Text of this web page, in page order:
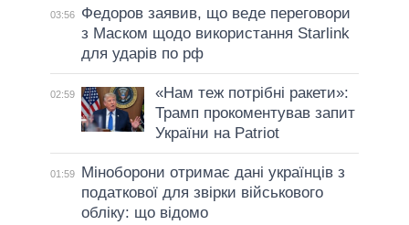
03:56
Федоров заявив, що веде переговори
з Маском щодо використання Starlink
для ударів по рф
02:59
«Нам теж потрібні ракети»:
Трамп прокоментував запит
України на Patriot
01:59
Міноборони отримає дані українців з
податкової для звірки військового
обліку: що відомо